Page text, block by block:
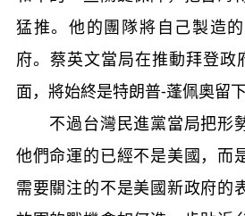
猛推。他的團隊將自己製造
府。蔡英文當局在推動拜登政
面，將始終是特朗普-蓬佩奧留
不過台灣民進黨當局把形
他們命運的已經不是美國，而
需要關注的不是美國新政府的